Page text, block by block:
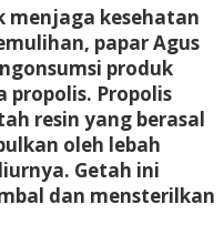
menjaga kesehatan
papar Agus
produk
propolis. Propolis
resin yang berasal
oleh lebah
Getah ini
dan mensterilkan